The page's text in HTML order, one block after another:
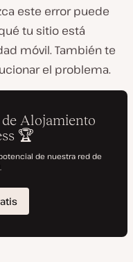
este error puede
tu sitio está
móvil. También te
el problema.